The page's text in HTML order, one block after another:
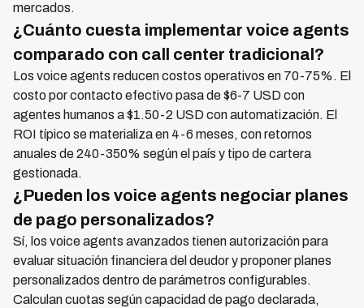
mercados.
¿Cuánto cuesta implementar voice agents
comparado con call center tradicional?
Los voice agents reducen costos operativos en 70-75%. El
costo por contacto efectivo pasa de $6-7 USD con
agentes humanos a $1.50-2 USD con automatización. El
ROI típico se materializa en 4-6 meses, con retornos
anuales de 240-350% según el país y tipo de cartera
gestionada.
¿Pueden los voice agents negociar planes
de pago personalizados?
Sí, los voice agents avanzados tienen autorización para
evaluar situación financiera del deudor y proponer planes
personalizados dentro de parámetros configurables.
Calculan cuotas según capacidad de pago declarada,